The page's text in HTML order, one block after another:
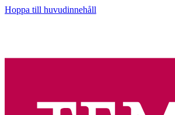
Hoppa till huvudinnehåll